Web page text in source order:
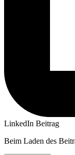
LinkedIn Beitrag
Beim Laden des